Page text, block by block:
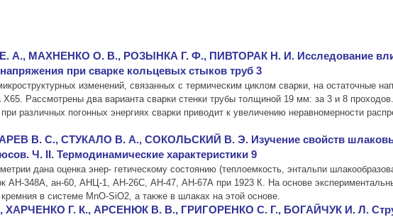
МАХНЕНКО О. В., РОЗЫНКА Г. Ф., ПИВТОРАК Н. И. Исследование
при сварке кольцевых стыков труб 3
изменений, связанных с термическим циклом сварки, на остаточные
Х65. Рассмотрены два варианта сварки стенки трубы толщиной 19 мм: за 3 и 8
различных погонных энергиях сварки приводит к увеличению неравномерности
В. С., СТУКАЛО В. А., СОКОЛЬСКИЙ В. Э. Изучение свойств
Ч. II. Термодинамические характеристики 9
дана оценка энер- гетическому состоянию (теплоемкость, энтальпи
АН-348А, ан-60, АНЦ-1, АН-26С, АН-47, АН-67А при 1923 К. На основе
в системе MnO-SiO2, а также в шлаках на этой основе.
Г. К., АРСЕНЮК В. В., ГРИГОРЕНКО С. Г., БОГАЙЧУК И. Л.